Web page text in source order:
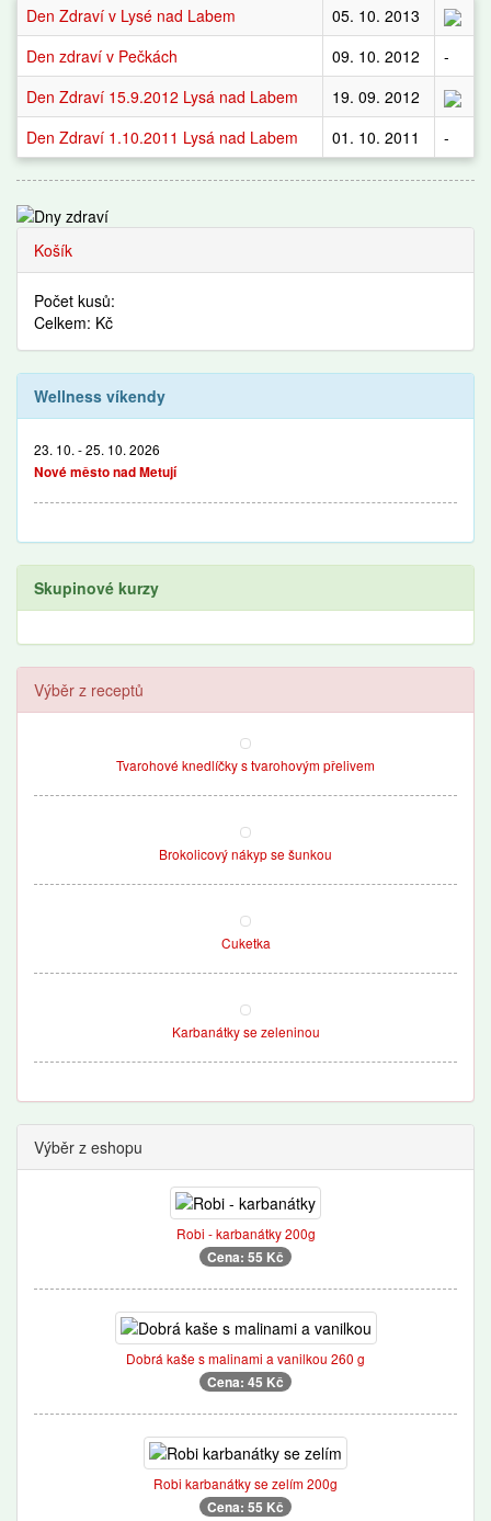
Den Zdraví v Lysé nad Labem
05. 10. 2013
Den zdraví v Pečkách
09. 10. 2012
-
Den Zdraví 15.9.2012 Lysá nad Labem
19. 09. 2012
Den Zdraví 1.10.2011 Lysá nad Labem
01. 10. 2011 -
Košík
Počet kusů:
Celkem: Kč
Wellness víkendy
23. 10. - 25. 10. 2026
Nové město nad Metují
Skupinové kurzy
Výběr z receptů
Tvarohové knedlíčky s tvarohovým přelivem
Brokolicový nákyp se šunkou
Cuketka
Karbanátky se zeleninou
Výběr z eshopu
Robi - karbanátky 200g
Cena: 55 Kč
Dobrá kaše s malinami a vanilkou 260 g
Cena: 45 Kč
Robi karbanátky se zelím 200g
Cena: 55 Kč